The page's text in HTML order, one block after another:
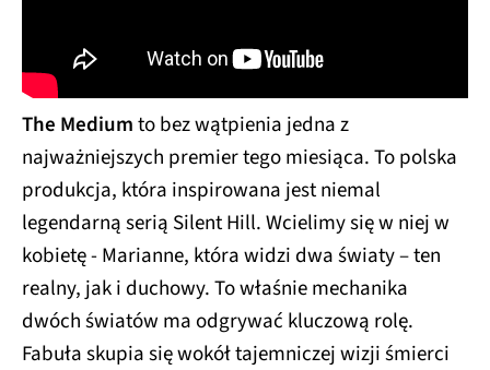
The Mediumto bez wątpienia jedna z
najważniejszych premier tego miesiąca. To polska
produkcja, która inspirowana jest niemal
legendarną serią Silent Hill. Wcielimy się w niej w
kobietę - Marianne, która widzi dwa światy – ten
realny, jak i duchowy. To właśnie mechanika
dwóch światów ma odgrywać kluczową rolę.
Fabuła skupia się wokół tajemniczej wizji śmierci